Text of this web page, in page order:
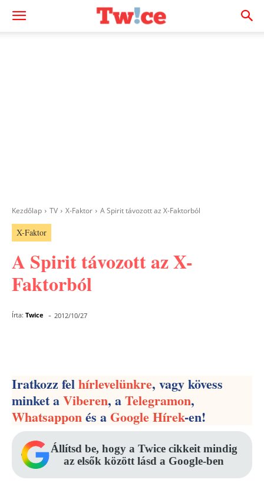
Kezdőlap TV X-Faktor A Spirit távozott az X-Faktorból
X-Faktor
A Spirit távozott az X-
Faktorból
Írta: Twice - 2012/10/27
Iratkozz felhírlevelünkre, vagy kövess
minket aViberen, aTelegramon,
Whatsapponés aGoogle Hírek-en!
Állítsd be, hogy a Twice cikkeit mindig
az elsők között lásd a Google-ben